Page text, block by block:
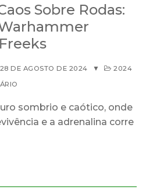
Sobre Rodas:
28 DE AGOSTO DE 2024 ▼
2024
sombrio e caótico, onde
e a adrenalina corre